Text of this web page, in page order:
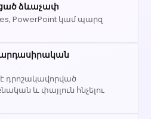
ձևաչափ
PowerPoint կամ պարզ
դրոշակավորված
և փայլուն հնչելու